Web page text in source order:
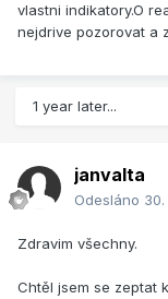
vlastni indikatory.O
nejdrive pozorovat a
1 year later...
janvalta
Odesláno
Zdravim všechny.
Chtěl jsem se zeptat